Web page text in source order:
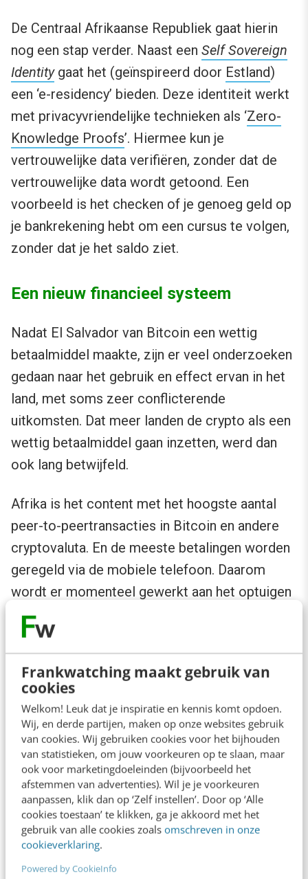
Frankwatching maakt gebruik van
cookies
Welkom! Leuk dat je inspiratie en kennis komt opdoen.
Wij, en derde partijen, maken op onze websites gebruik
van cookies. Wij gebruiken cookies voor het bijhouden
van statistieken, om jouw voorkeuren op te slaan, maar
ook voor marketingdoeleinden (bijvoorbeeld het
afstemmen van advertenties). Wil je je voorkeuren
aanpassen, klik dan op ‘Zelf instellen’. Door op ‘Alle
cookies toestaan’ te klikken, ga je akkoord met het
gebruik van alle cookies zoals omschreven in onze
cookieverklaring.
Powered by CookieInfo
De Centraal Afrikaanse Republiek gaat hierin
nog een stap verder. Naast een Self Sovereign
Identitygaat het (geïnspireerd door Estland)
een ‘e-residency’ bieden. Deze identiteit werkt
met privacyvriendelijke technieken als ‘Zero-
Knowledge Proofs’. Hiermee kun je
vertrouwelijke data verifiëren, zonder dat de
vertrouwelijke data wordt getoond. Een
voorbeeld is het checken of je genoeg geld op
je bankrekening hebt om een cursus te volgen,
zonder dat je het saldo ziet.
Een nieuw financieel systeem
Nadat El Salvador van Bitcoin een wettig
betaalmiddel maakte, zijn er veel onderzoeken
gedaan naar het gebruik en effect ervan in het
land, met soms zeer conflicterende
uitkomsten. Dat meer landen de crypto als een
wettig betaalmiddel gaan inzetten, werd dan
ook lang betwijfeld.
Afrika is het content met het hoogste aantal
peer-to-peertransacties in Bitcoin en andere
cryptovaluta. En de meeste betalingen worden
geregeld via de mobiele telefoon. Daarom
wordt er momenteel gewerkt aan het optuigen
van een betaalsysteem via het
netwerk
de Bitcoin-blockchain zelf, maar een laag (layer
) die er overheen is gebouwd. Een belangrijke
upgrade van Bitcoin, omdat die maar 7
transacties per seconden aankan, in
vergelijking met 24.000 van het VISA-netwerk.
Door het gebruik van lightning gaan de
transacties razendsnel en heel goedkoop. Het
kan25 miljoen transacties per secondenaan
die 4 cent per transactie kosten. In vergelijking
met de eerder beschreven